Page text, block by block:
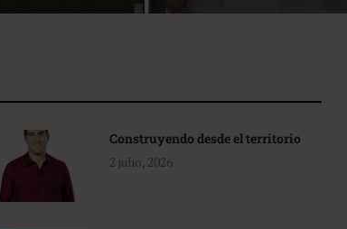
Construyendo desde el territorio
2 julio, 2026